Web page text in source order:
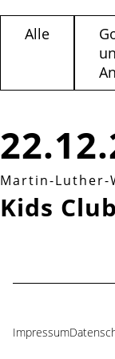
Alle
Martin-Luther-
Kids Club
Navigation
Impressum